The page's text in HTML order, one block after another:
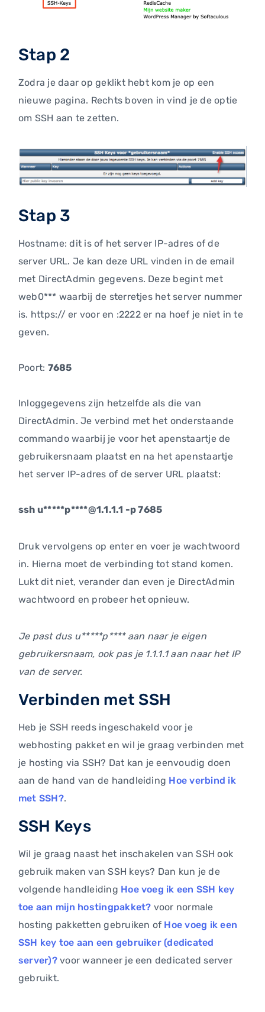
Stap 2
Zodra je daar op geklikt hebt kom je op een
nieuwe pagina. Rechts boven in vind je de optie
om SSH aan te zetten.
Stap 3
Hostname: dit is of het server IP-adres of de
server URL. Je kan deze URL vinden in de email
met DirectAdmin gegevens. Deze begint met
web0*** waarbij de sterretjes het server nummer
is. https:// er voor en :2222 er na hoef je niet in te
geven.
Poort: 7685
Inloggegevens zijn hetzelfde als die van
DirectAdmin. Je verbind met het onderstaande
commando waarbij je voor het apenstaartje de
gebruikersnaam plaatst en na het apenstaartje
het server IP-adres of de server URL plaatst:
ssh u*****p****@1.1.1.1 -p 7685
Druk vervolgens op enter en voer je wachtwoord
in. Hierna moet de verbinding tot stand komen.
Lukt dit niet, verander dan even je DirectAdmin
wachtwoord en probeer het opnieuw.
Je past dus u*****p**** aan naar je eigen
gebruikersnaam, ook pas je 1.1.1.1 aan naar het IP
van de server.
Verbinden met SSH
Heb je SSH reeds ingeschakeld voor je
webhosting pakket en wil je graag verbinden met
je hosting via SSH? Dat kan je eenvoudig doen
aan de hand van de handleiding Hoe verbind ik
met SSH?.
SSH Keys
Wil je graag naast het inschakelen van SSH ook
gebruik maken van SSH keys? Dan kun je de
volgende handleiding Hoe voeg ik een SSH key
toe aan mijn hostingpakket? voor normale
hosting pakketten gebruiken of Hoe voeg ik een
SSH key toe aan een gebruiker (dedicated
server)?voor wanneer je een dedicated server
gebruikt.